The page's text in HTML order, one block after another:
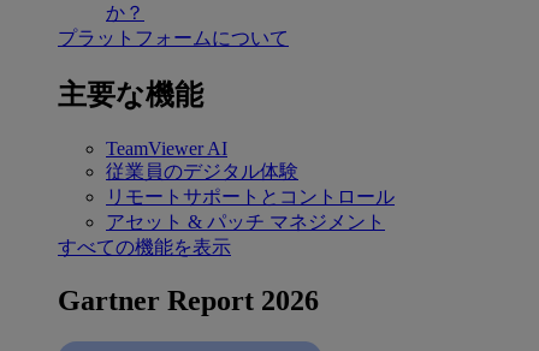
か？
プラットフォームについて
主要な機能
TeamViewer AI
従業員のデジタル体験
リモートサポートとコントロール
アセット & パッチ マネジメント
すべての機能を表示
Gartner Report 2026